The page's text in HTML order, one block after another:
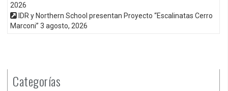
2026
IDR y Northern School presentan Proyecto “Escalinatas Cerro
Marconi” 3 agosto, 2026
Categorías